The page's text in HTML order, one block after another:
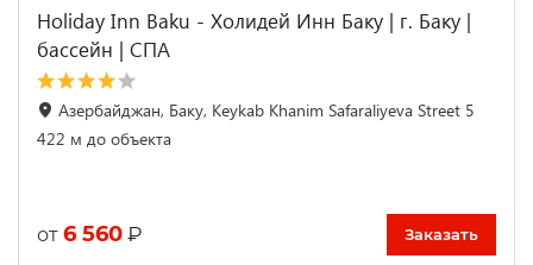
Holiday Inn Baku - Холидей Инн Баку | г. Баку |
бассейн | CПА
Азербайджан, Баку, Keykab Khanim Safaraliyeva Street 5
422 м до объекта
от 6 560 ₽ Заказать